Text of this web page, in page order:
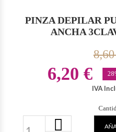
PINZA DEPILAR
ANCHA
6,20 €
IVA